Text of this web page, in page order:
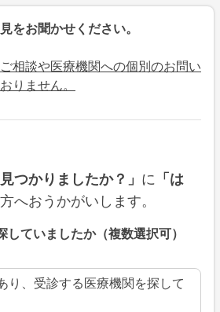
をお聞かせください。
相談や医療機関への個別のお問い
りません。
つかりましたか？」 に 「は
へおうかがいします。
ていましたか（複数選択可）
り、受診する医療機関を探して